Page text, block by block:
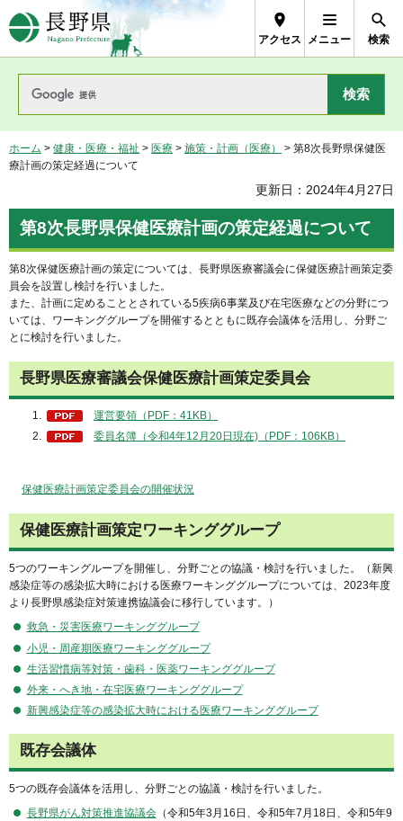
長野県Nagano Prefecture
アクセス メニュー 検索
ホーム > 健康・医療・福祉 > 医療 > 施策・計画（医療）
> 第8次長野県保健医
療計画の策定経過について
更新日：2024年4月27日
第8次長野県保健医療計画の策定経過について
第8次保健医療計画の策定については、長野県医療審議会に保健医療計画策定委
員会を設置し検討を行いました。
また、計画に定めることとされている5疾病6事業及び在宅医療などの分野につ
いては、ワーキンググループを開催するとともに既存会議体を活用し、分野ご
とに検討を行いました。
長野県医療審議会保健医療計画策定委員会
運営要領（PDF：41KB）
委員名簿（令和4年12月20日現在)（PDF：106KB）
保健医療計画策定委員会の開催状況
保健医療計画策定ワーキンググループ
5つのワーキングループを開催し、分野ごとの協議・検討を行いました。（新興
感染症等の感染拡大時における医療ワーキンググループについては、2023年度
より長野県感染症対策連携協議会に移行しています。）
救急・災害医療ワーキンググループ
小児・周産期医療ワーキンググループ
生活習慣病等対策・歯科・医薬ワーキンググループ
外来・へき地・在宅医療ワーキンググループ
新興感染症等の感染拡大時における医療ワーキンググループ
既存会議体
5つの既存会議体を活用し、分野ごとの協議・検討を行いました。
長野県がん対策推進協議会（令和5年3月16日、令和5年7月18日、令和5年9